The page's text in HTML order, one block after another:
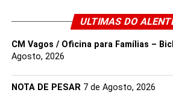
valores e fazerem a diferença.
Já na sessão de encerramento, a
a juventude não é apenas a
ULTIMAS DO
CM Vagos / Oficina para Famílias –
Agosto, 2026
NOTA DE PESAR 7 de Agosto, 2026